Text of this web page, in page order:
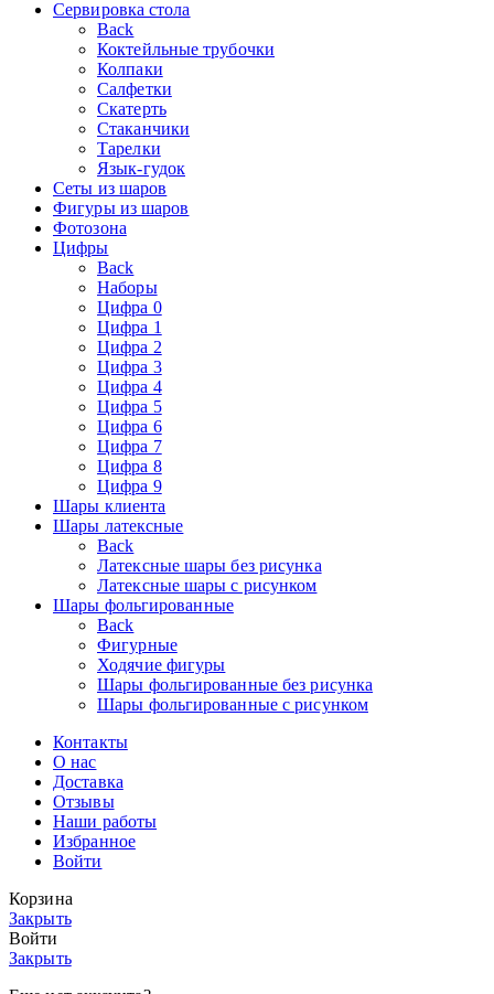
Сервировка стола
Back
Коктейльные трубочки
Колпаки
Салфетки
Скатерть
Стаканчики
Тарелки
Язык-гудок
Сеты из шаров
Фигуры из шаров
Фотозона
Цифры
Back
Наборы
Цифра 0
Цифра 1
Цифра 2
Цифра 3
Цифра 4
Цифра 5
Цифра 6
Цифра 7
Цифра 8
Цифра 9
Шары клиента
Шары латексные
Back
Латексные шары без рисунка
Латексные шары с рисунком
Шары фольгированные
Back
Фигурные
Ходячие фигуры
Шары фольгированные без рисунка
Шары фольгированные с рисунком
Контакты
О нас
Доставка
Отзывы
Наши работы
Избранное
Войти
Корзина
Закрыть
Войти
Закрыть